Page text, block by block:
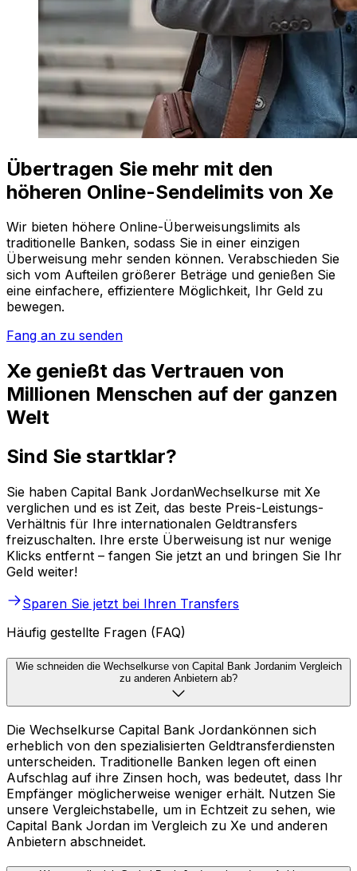
Übertragen Sie mehr mit den
höheren Online-Sendelimits von Xe
Wir bieten höhere Online-Überweisungslimits als
traditionelle Banken, sodass Sie in einer einzigen
Überweisung mehr senden können. Verabschieden Sie
sich vom Aufteilen größerer Beträge und genießen Sie
eine einfachere, effizientere Möglichkeit, Ihr Geld zu
bewegen.
Fang an zu senden
Xe genießt das Vertrauen von
Millionen Menschen auf der ganzen
Welt
Sind Sie startklar?
Sie haben Capital Bank JordanWechselkurse mit Xe
verglichen und es ist Zeit, das beste Preis-Leistungs-
Verhältnis für Ihre internationalen Geldtransfers
freizuschalten. Ihre erste Überweisung ist nur wenige
Klicks entfernt – fangen Sie jetzt an und bringen Sie Ihr
Geld weiter!
Sparen Sie jetzt bei Ihren Transfers
Häufig gestellte Fragen (FAQ)
Wie schneiden die Wechselkurse von Capital Bank Jordanim Vergleich
zu anderen Anbietern ab?
Die Wechselkurse Capital Bank Jordankönnen sich
erheblich von den spezialisierten Geldtransferdiensten
unterscheiden. Traditionelle Banken legen oft einen
Aufschlag auf ihre Zinsen hoch, was bedeutet, dass Ihr
Empfänger möglicherweise weniger erhält. Nutzen Sie
unsere Vergleichstabelle, um in Echtzeit zu sehen, wie
Capital Bank Jordan im Vergleich zu Xe und anderen
Anbietern abschneidet.